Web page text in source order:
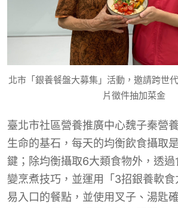
北市「銀養餐盤大募集」活動，邀請跨世
片徵件抽加菜金
臺北市社區營養推廣中心魏子秦營
生命的基石，每天的均衡飲食攝取
鍵；除均衡攝取6大類食物外，透
變烹煮技巧，並運用「3招銀養軟
易入口的餐點，並使用叉子、湯匙